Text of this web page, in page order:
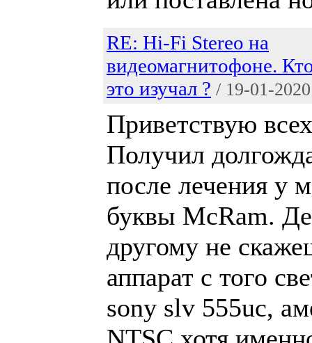
RE: Hi-Fi Stereo на
видеомагнитофоне.
это изучал ? / 19-01-
Приветствую
Получил
после лечения у
буквы McRam.
другому не
аппарат с того
sony slv 555uc,